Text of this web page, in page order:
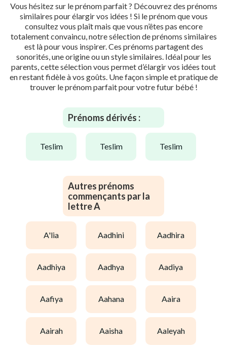
Vous hésitez sur le prénom parfait ? Découvrez des prénoms
similaires pour élargir vos idées ! Si le prénom que vous
consultez vous plaît mais que vous n’êtes pas encore
totalement convaincu, notre sélection de prénoms similaires
est là pour vous inspirer. Ces prénoms partagent des
sonorités, une origine ou un style similaires. Idéal pour les
parents, cette sélection vous permet d’élargir vos idées tout
en restant fidèle à vos goûts. Une façon simple et pratique de
trouver le prénom parfait pour votre futur bébé !
Prénoms dérivés :
teslim teslim teslim
Autres prénoms
commençants par la
lettre A
a'lia aadhini aadhira
aadhiya aadhya aadiya
aafiya aahana aaira
aairah aaisha aaleyah